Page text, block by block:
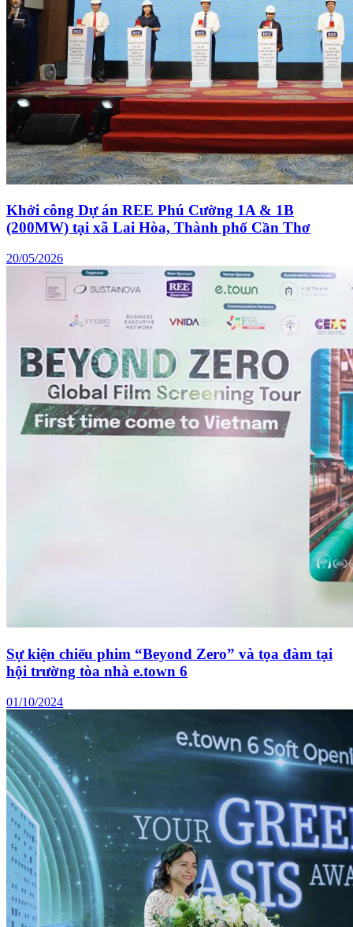
Khởi công Dự án REE Phú Cường 1A & 1B
(200MW) tại xã Lai Hòa, Thành phố Cần Thơ
20/05/2026
Sự kiện chiếu phim “Beyond Zero” và tọa đàm tại
hội trường tòa nhà e.town 6
01/10/2024